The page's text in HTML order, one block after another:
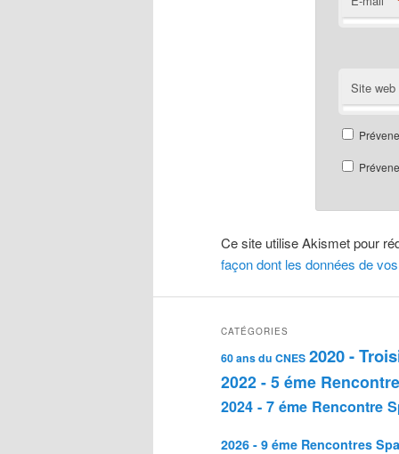
Site web
Ce site utilise Akismet pour
façon dont les données de
CATÉGORIES
60 ans du CNES 2020 -
2022 - 5 éme
2024 - 7 éme Rencontre
2026 - 9 éme Rencontres